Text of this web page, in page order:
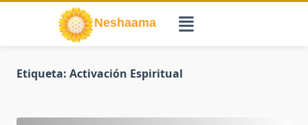
Etiqueta: Activación Espiritual